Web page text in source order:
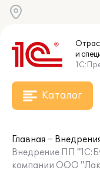
и
Каталог
Главная
Внедрение ПП
компании ООО